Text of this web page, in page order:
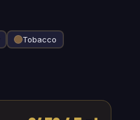
Tobacco